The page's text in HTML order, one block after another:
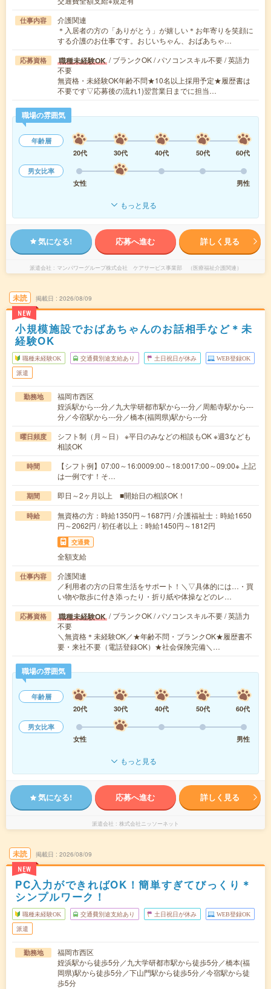
仕事内容
介護関連
＊入居者の方の「ありがとう」が嬉しい＊お年寄りを笑顔に
する介護のお仕事です。おじいちゃん、おばあちゃ…
応募資格 職種未経験OK / ブランクOK / パソコンスキル不要 / 英語力
不要
無資格・未経験OK年齢不問★10名以上採用予定★履歴書は
不要です▽応募後の流れ1)翌営業日までに担当…
職場の雰囲気
年齢層
20代
30代 40代 50代
60代
男女比率
女性
男性
もっと見る
気になる! 応募へ進む 詳しく見る
派遣会社 マンパワーグループ株式会社 ケアサービス事業部 （医療福祉介護関連）
未読
NEW
掲載日 2026/08/09
小規模施設でおばあちゃんのお話相手など＊未
経験OK
職種未経験OK 交通費別途支給あり 土日祝日が休み WEB登録OK
派遣
勤務地
福岡市西区
姪浜駅から---分／九大学研都市駅から---分／周船寺駅から---
分／今宿駅から---分／橋本(福岡県)駅から---分
曜日頻度
シフト制（月～日） ※平日のみなどの相談もOK ※週3なども
相談OK
時間
【シフト例】07:00～16:0009:00～18:0017:00～09:00※ 上記
は一例です！そ…
期間 即日～2ヶ月以上 ■開始日の相談OK！
時給
無資格の方：時給1350円～1687円 / 介護福祉士：時給1650
円～2062円 / 初任者以上：時給1450円～1812円
交通費
全額支給
仕事内容
介護関連
／利用者の方の日常生活をサポート！＼▽具体的には…・買
い物や散歩に付き添ったり・折り紙や体操などのレ…
応募資格 職種未経験OK / ブランクOK / パソコンスキル不要 / 英語力
不要
＼無資格＊未経験OK／★年齢不問・ブランクOK★履歴書不
要・来社不要（電話登録OK）★社会保険完備＼…
職場の雰囲気
年齢層
20代
30代 40代 50代
60代
男女比率
女性
男性
もっと見る
気になる! 応募へ進む 詳しく見る
派遣会社 株式会社ニッソーネット
未読
NEW
掲載日 2026/08/09
PC入力ができればOK！簡単すぎてびっくり＊
シンプルワーク！
職種未経験OK 交通費別途支給あり 土日祝日が休み WEB登録OK
派遣
勤務地
福岡市西区
姪浜駅から徒歩5分／九大学研都市駅から徒歩5分／橋本(福
岡県)駅から徒歩5分／下山門駅から徒歩5分／今宿駅から徒
歩5分